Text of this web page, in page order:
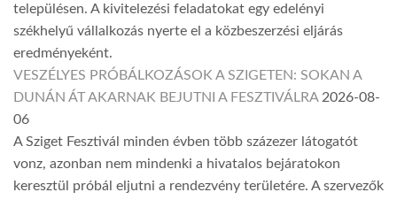
településen. A kivitelezési feladatokat egy edelényi
székhelyű vállalkozás nyerte el a közbeszerzési eljárás
eredményeként.
VESZÉLYES PRÓBÁLKOZÁSOK A SZIGETEN: SOKAN A
DUNÁN ÁT AKARNAK BEJUTNI A FESZTIVÁLRA 2026-08-
06
A Sziget Fesztivál minden évben több százezer látogatót
vonz, azonban nem mindenki a hivatalos bejáratokon
keresztül próbál eljutni a rendezvény területére. A szervezők